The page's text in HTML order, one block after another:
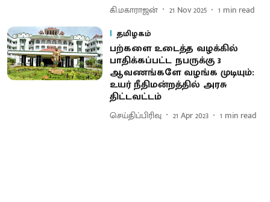
கி.மகாராஜன் 21 Nov 2025 1 min read
தமிழகம்
பற்களை உடைத்த வழக்கில்
பாதிக்கப்பட்ட நபருக்கு 3
ஆவணங்களே வழங்க முடியும்:
உயர் நீதிமன்றத்தில் அரசு
திட்டவட்டம்
செய்திப்பிரிவு 21 Apr 2023 1 min read